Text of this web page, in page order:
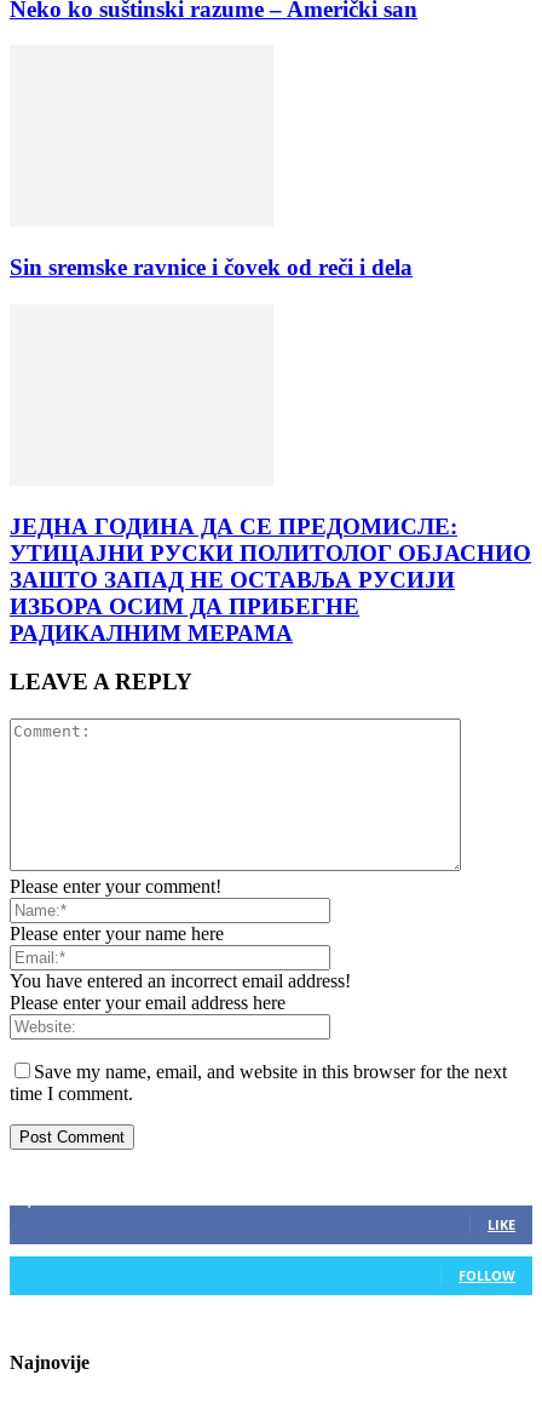
Neko ko suštinski razume – Američki san
Sin sremske ravnice i čovek od reči i dela
ЈЕДНА ГОДИНА ДА СЕ ПРЕДОМИСЛЕ:
УТИЦАЈНИ РУСКИ ПОЛИТОЛОГ ОБЈАСНИО
ЗАШТО ЗАПАД НЕ ОСТАВЉА РУСИЈИ
ИЗБОРА ОСИМ ДА ПРИБЕГНЕ
РАДИКАЛНИМ МЕРАМА
LEAVE A REPLY
Please enter your comment!
Please enter your name here
You have entered an incorrect email address!
Please enter your email address here
Save my name, email, and website in this browser for the next
time I comment.
LIKE
0 Followers
FOLLOW
Najnovije